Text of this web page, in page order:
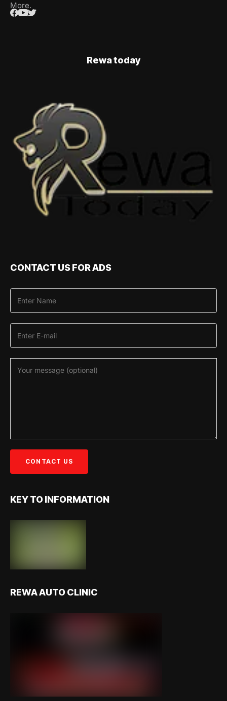
More.
Rewa today
CONTACT US FOR ADS
KEY TO INFORMATION
REWA AUTO CLINIC